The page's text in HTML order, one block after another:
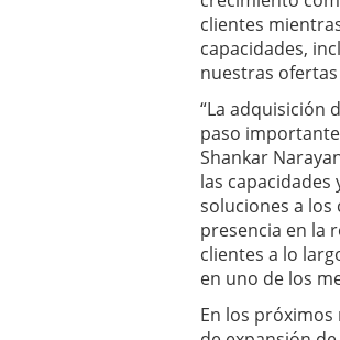
clientes
capacidades,
nuestras
“La adquisición
paso
Shankar
las
soluciones a los
presencia en la
clientes a lo
en uno de los
En los